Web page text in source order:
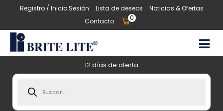
Registro / Inicio Sesión Lista de deseos
Noticias & Ofertas
Contacto
0
12 días de oferta
search